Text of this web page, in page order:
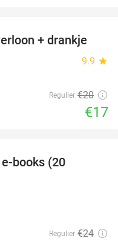
15%
+ drankje
9.9 star
Regulier €20
€17
books (20
Regulier €24